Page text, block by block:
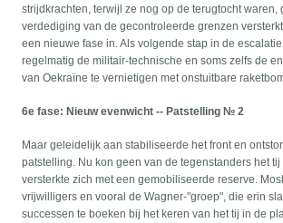
strijdkrachten, terwijl ze nog op de terugtocht waren,
verdediging van de gecontroleerde grenzen
een nieuwe fase in. Als volgende stap in de
regelmatig de militair-technische en soms zelfs de
van Oekraïne te vernietigen met onstuitbare
6e fase: Nieuw evenwicht -- Patstelling № 2
Maar geleidelijk aan stabiliseerde het front en
patstelling. Nu kon geen van de tegenstanders het
versterkte zich met een gemobiliseerde reserve.
vrijwilligers en vooral de Wagner-"groep", die erin
successen te boeken bij het keren van het tij in de